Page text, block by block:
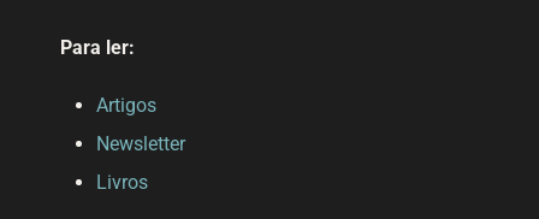
Para ler:
Artigos
Newsletter
Livros